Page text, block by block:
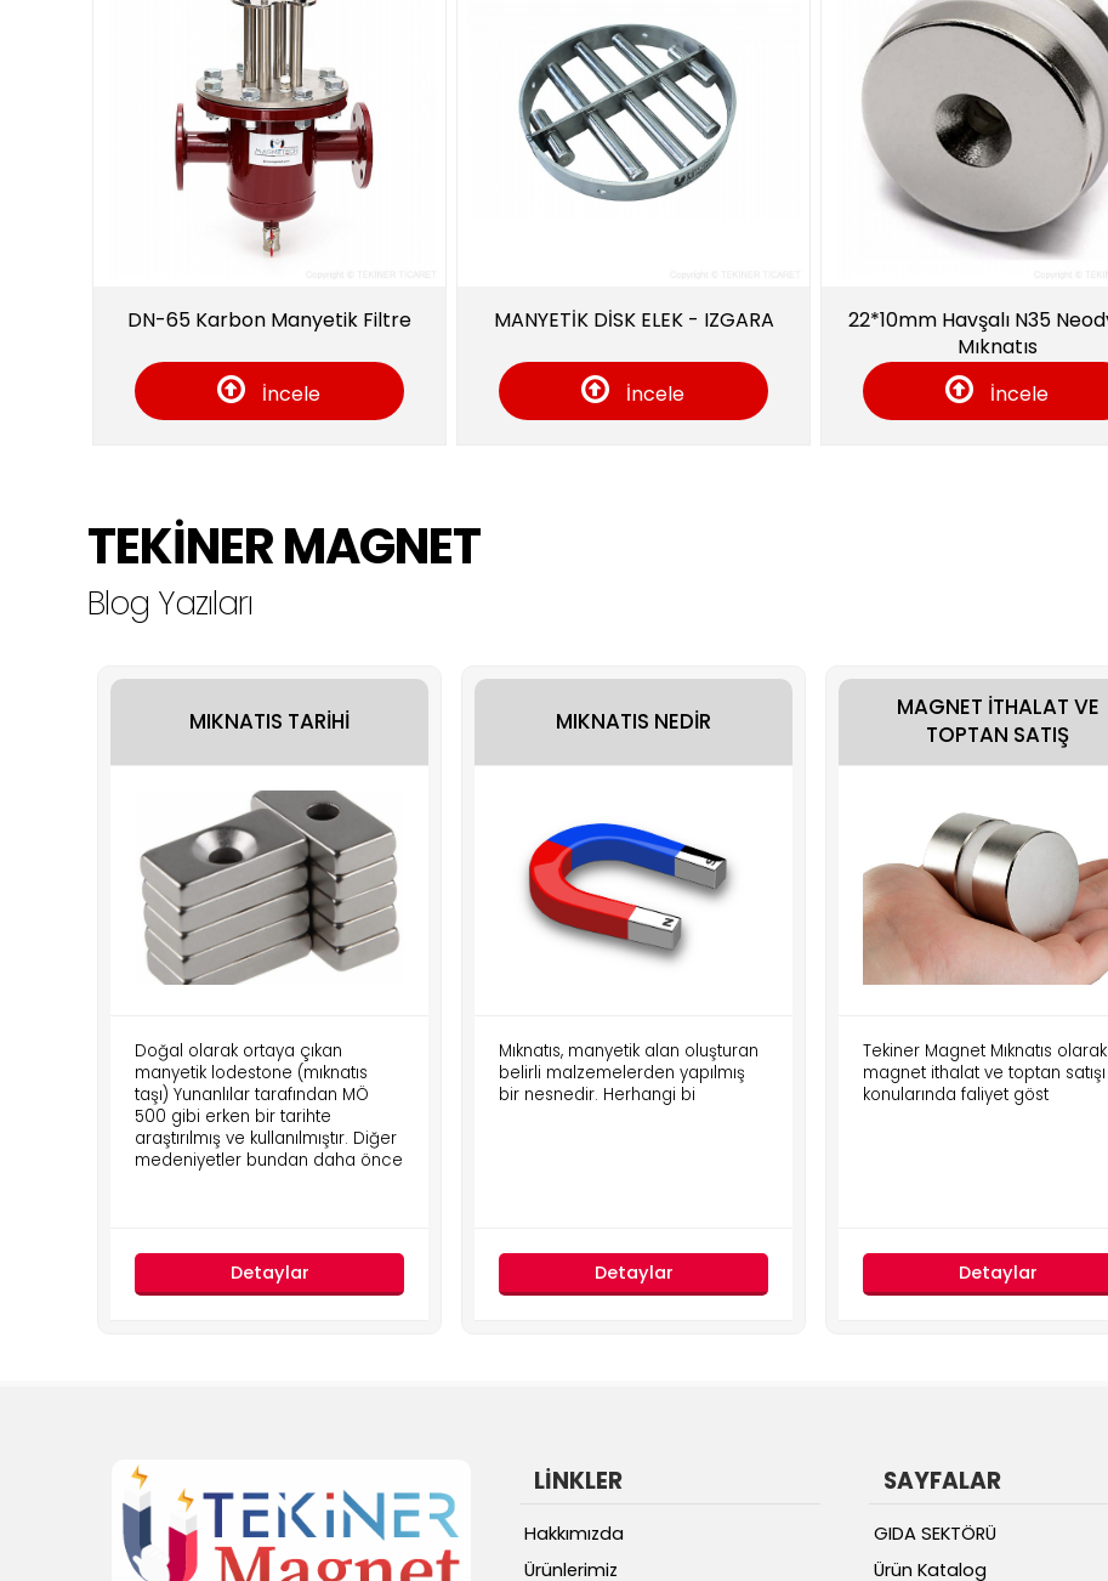
DN-65 Karbon Manyetik Filtre
İncele
MANYETİK DİSK ELEK - IZGARA
İncele
22*10mm Havşalı N35 Neodyum
İncele
TEKİNER MAGNET
Blog Yazıları
MIKNATIS TARİHİ
Doğal olarak ortaya çıkan
manyetik lodestone (mıknatıs
taşı) Yunanlılar tarafından MÖ
500 gibi erken bir tarihte
araştırılmış ve kullanılmıştır. Diğer
medeniyetler bundan daha önce
Detaylar
MIKNATIS NEDİR
Mıknatıs, manyetik alan oluşturan
belirli malzemelerden yapılmış
bir nesnedir. Herhangi bi
Detaylar
MAGNET İTHALAT VE
TOPTAN SATIŞ
Tekiner Magnet Mıknatıs olarak
magnet ithalat ve toptan satışı
konularında faliyet göst
Detaylar
LİNKLER
Hakkımızda
Ürünlerimiz
SAYFALAR
GIDA SEKTÖRÜ
Ürün Katalog